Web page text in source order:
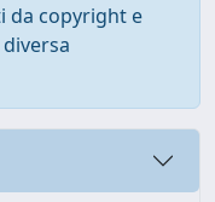
da copyright e